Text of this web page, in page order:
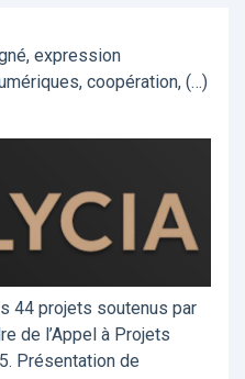
expression
coopération, (…)
44 projets soutenus par
de l’Appel à Projets
Présentation de